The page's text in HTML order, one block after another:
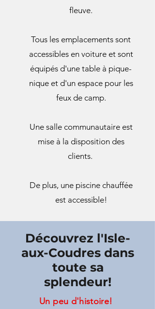
fleuve.
Tous les emplacements sont
accessibles en voiture et sont
équipés d'une table à pique-
nique et d'un espace pour les
feux de camp.
Une salle communautaire est
mise à la disposition des
clients.
De plus, une piscine chauffée
est accessible!
Découvrez l'Isle-
aux-Coudres dans
toute sa
splendeur!
Un peu d'histoire!